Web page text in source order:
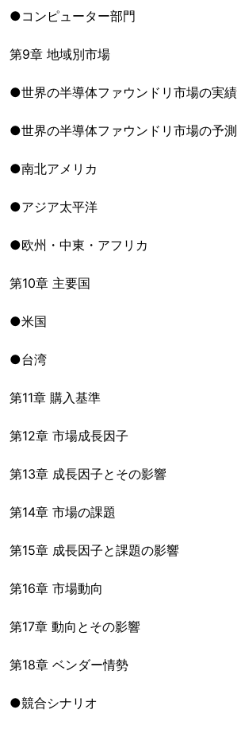
●コンピューター部門
第9章 地域別市場
●世界の半導体ファウンドリ市場の実績
●世界の半導体ファウンドリ市場の予測
●南北アメリカ
●アジア太平洋
●欧州・中東・アフリカ
第10章 主要国
●米国
●台湾
第11章 購入基準
第12章 市場成長因子
第13章 成長因子とその影響
第14章 市場の課題
第15章 成長因子と課題の影響
第16章 市場動向
第17章 動向とその影響
第18章 ベンダー情勢
●競合シナリオ